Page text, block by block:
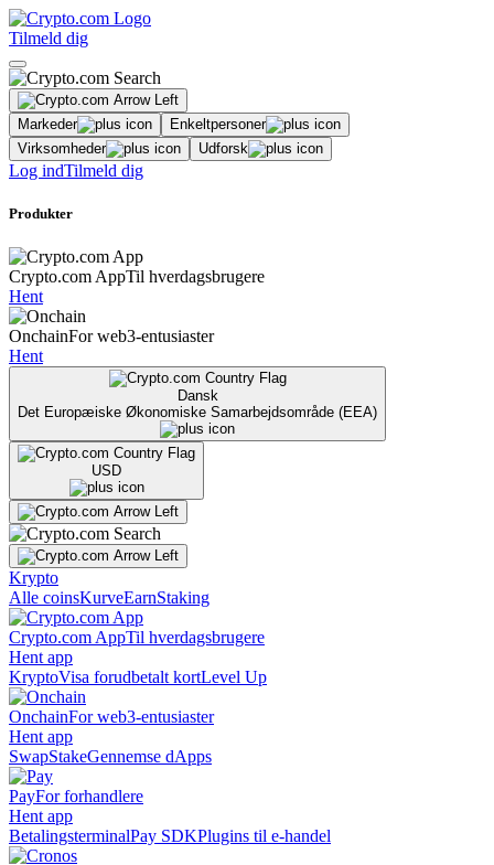
Tilmeld dig
Markeder
Enkeltpersoner
Virksomheder
Udforsk
Log indTilmeld dig
Produkter
Crypto.com AppTil hverdagsbrugere
Hent
OnchainFor web3-entusiaster
Hent
Dansk
Det Europæiske Økonomiske Samarbejdsområde (EEA)
USD
Krypto
Alle coinsKurveEarnStaking
Crypto.com AppTil hverdagsbrugere
Hent app
KryptoVisa forudbetalt kortLevel Up
OnchainFor web3-entusiaster
Hent app
SwapStakeGennemse dApps
PayFor forhandlere
Hent app
BetalingsterminalPay SDKPlugins til e-handel